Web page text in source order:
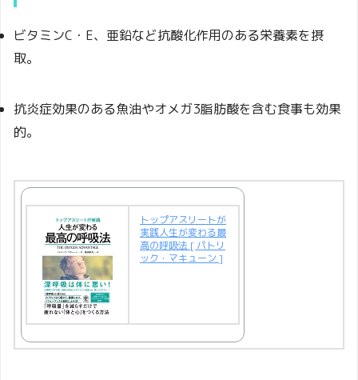
ビタミンC・E、亜鉛など抗酸化作用のある栄養素を摂
取。
抗炎症効果のある魚油やオメガ3脂肪酸を含む食事も効果
的。
トップアスリートが
実践人生が変わる最
高の呼吸法 [ パトリ
ック・マキューン ]